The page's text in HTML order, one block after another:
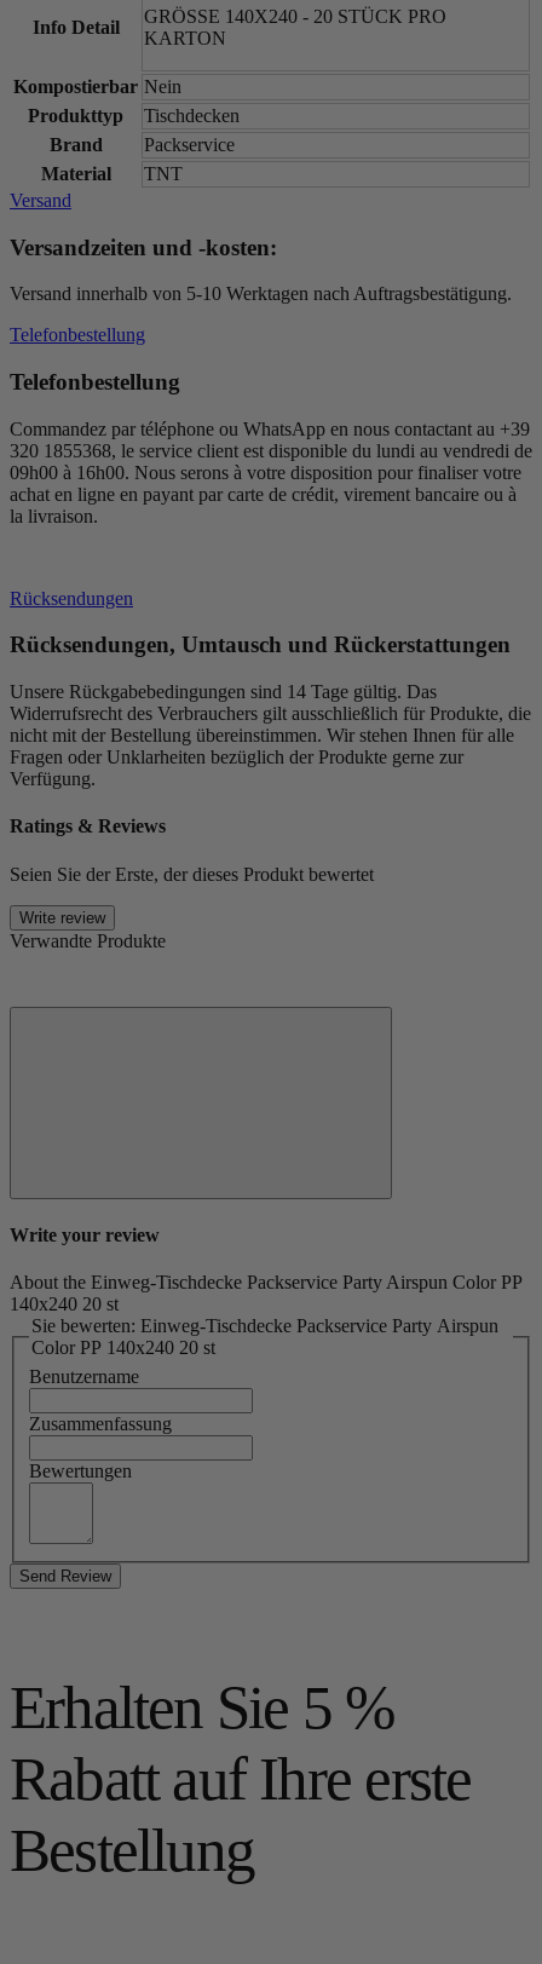
Info Detail
GRÖSSE 140X240 - 20 STÜCK PRO
KARTON
Kompostierbar Nein
Produkttyp
Tischdecken
Brand
Packservice
Material
TNT
Versand
Versandzeiten und -kosten:
Versand innerhalb von 5-10 Werktagen nach Auftragsbestätigung.
Telefonbestellung
Telefonbestellung
Commandez par téléphone ou WhatsApp en nous contactant au +39
320 1855368, le service client est disponible du lundi au vendredi de
09h00 à 16h00. Nous serons à votre disposition pour finaliser votre
achat en ligne en payant par carte de crédit, virement bancaire ou à
la livraison.
Rücksendungen
Rücksendungen, Umtausch und Rückerstattungen
Unsere Rückgabebedingungen sind 14 Tage gültig. Das
Widerrufsrecht des Verbrauchers gilt ausschließlich für Produkte, die
nicht mit der Bestellung übereinstimmen. Wir stehen Ihnen für alle
Fragen oder Unklarheiten bezüglich der Produkte gerne zur
Verfügung.
Ratings & Reviews
Seien Sie der Erste, der dieses Produkt bewertet
Write review
Verwandte Produkte
Write your review
About the Einweg-Tischdecke Packservice Party Airspun Color PP
140x240 20 st
Sie bewerten: Einweg-Tischdecke Packservice Party Airspun
Color PP 140x240 20 st
Benutzername
Zusammenfassung
Bewertungen
Send Review
Erhalten Sie 5 %
Rabatt auf Ihre erste
Bestellung